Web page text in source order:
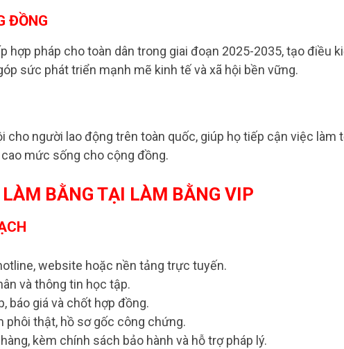
ĐỒNG
hợp pháp cho toàn dân trong giai đoạn 2025-2035, tạo điều
sức phát triển mạnh mẽ kinh tế và xã hội bền vững.
cho người lao động trên toàn quốc, giúp họ tiếp cận việc làm
mức sống cho cộng đồng.
BẰNG TẠI LÀM BẰNG VIP
website hoặc nền tảng trực tuyến.
và thông tin học tập.
báo giá và chốt hợp đồng.
phôi thật, hồ sơ gốc công chứng.
kèm chính sách bảo hành và hỗ trợ pháp lý.